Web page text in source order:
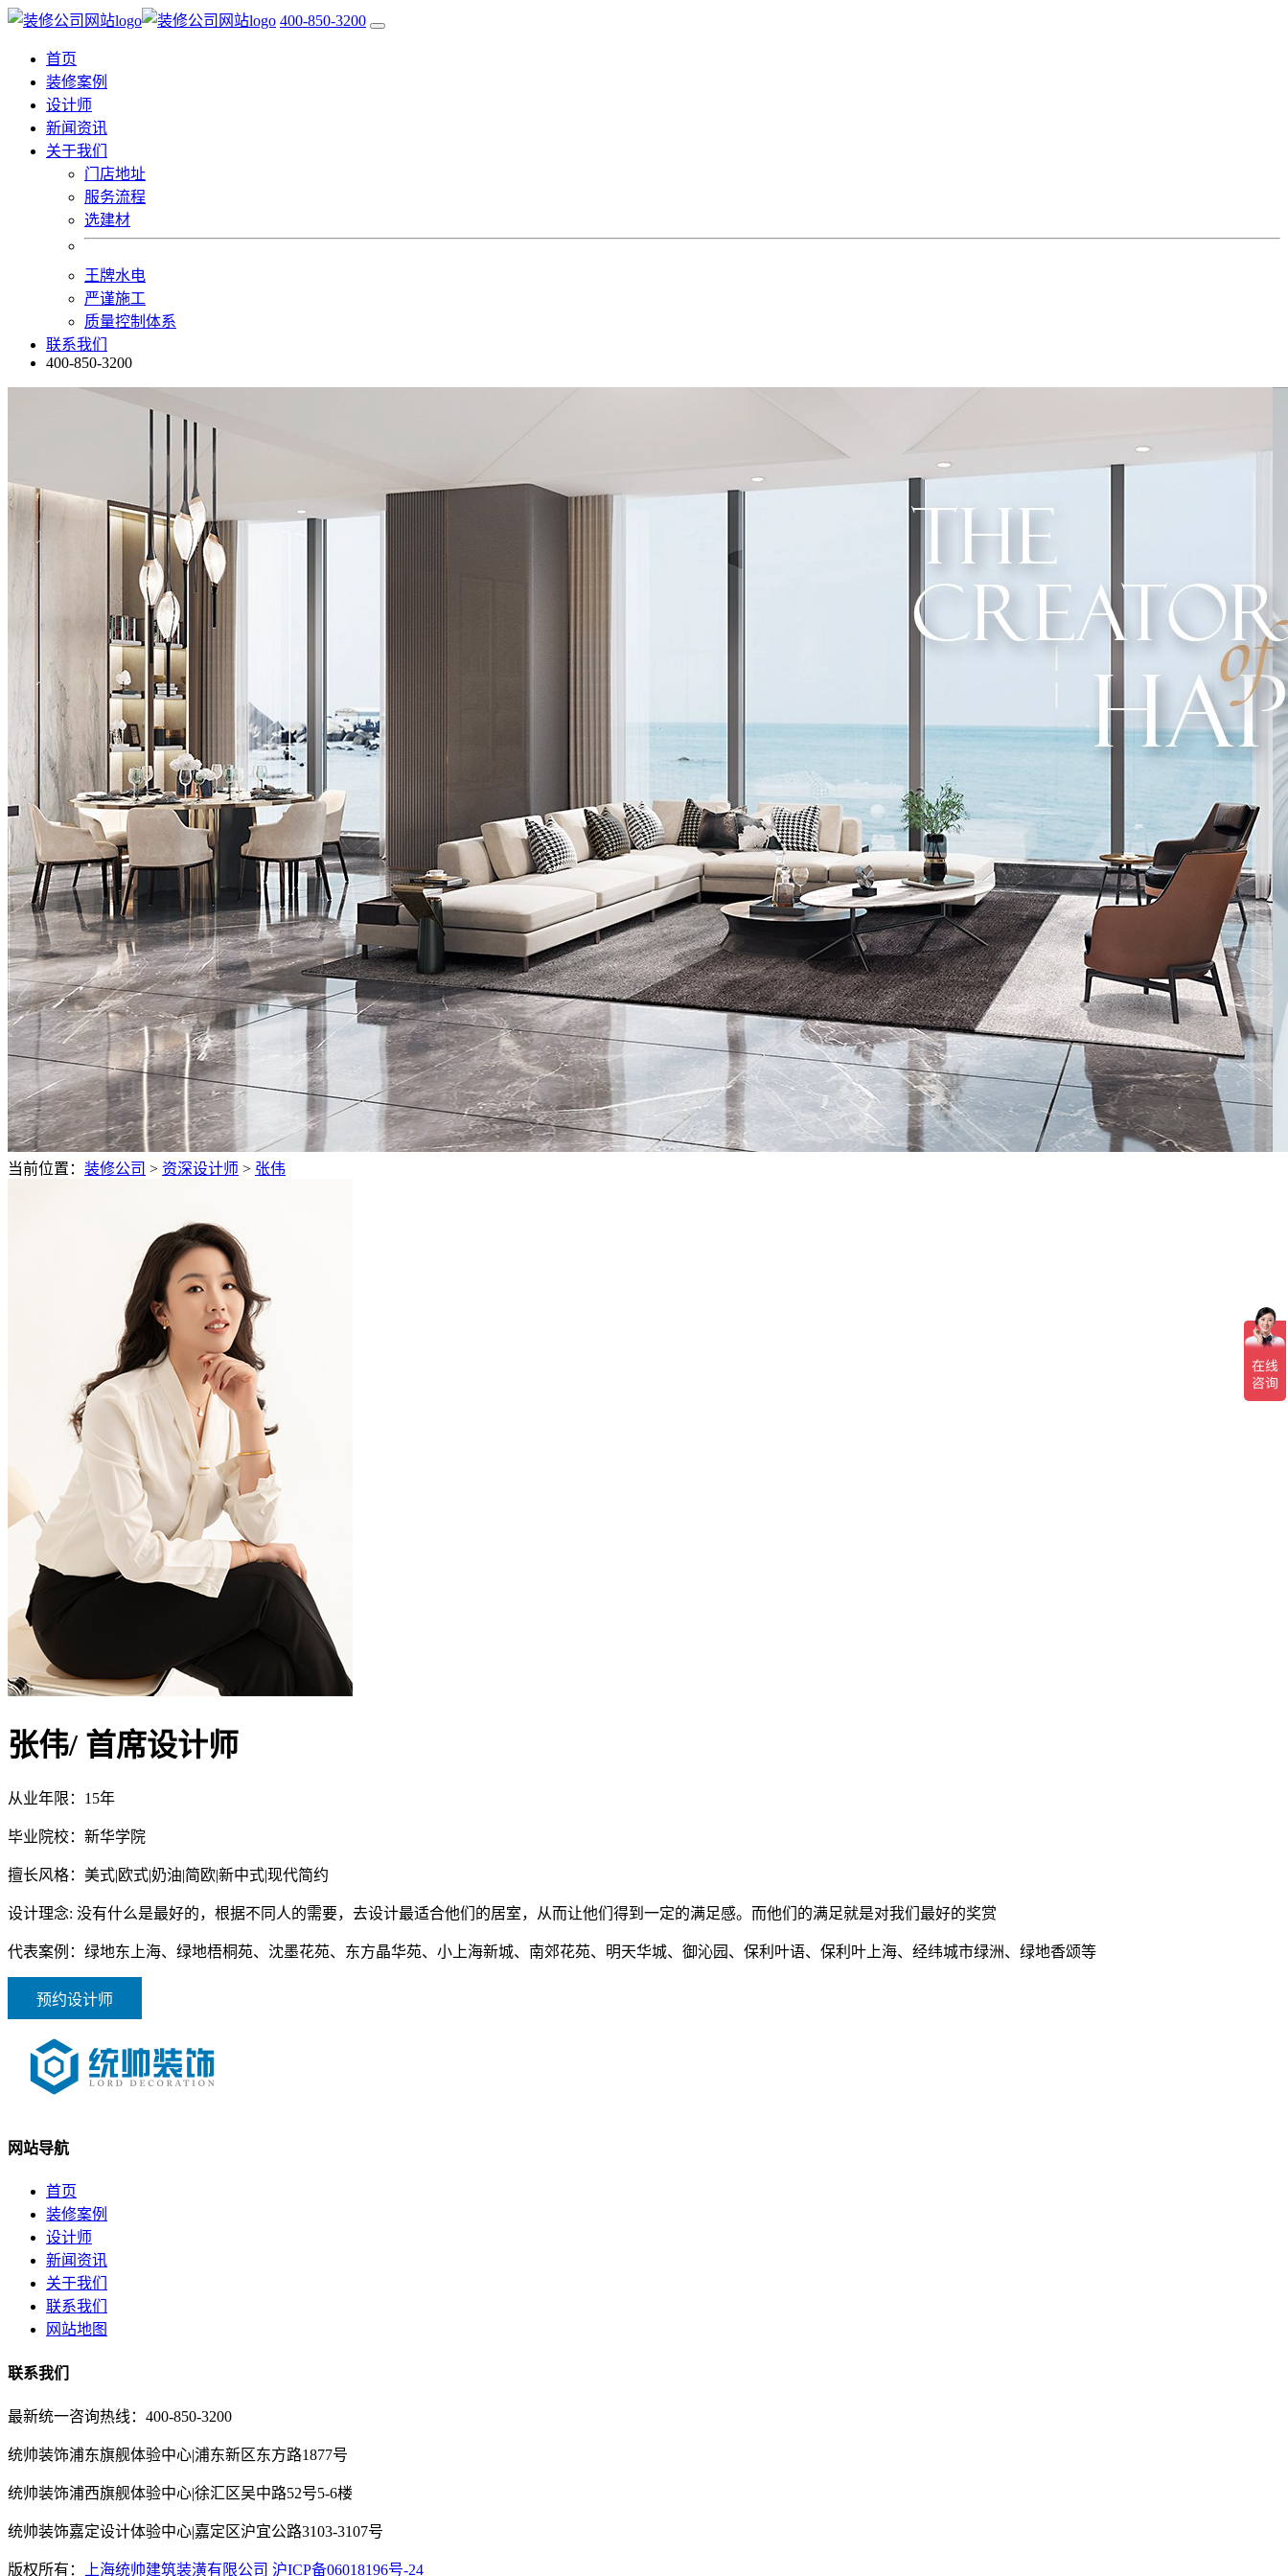
400-850-3200
首页
装修案例
设计师
新闻资讯
关于我们
门店地址
服务流程
选建材
王牌水电
严谨施工
质量控制体系
联系我们
400-850-3200
当前位置： 装修公司 > 资深设计师 > 张伟
张伟/ 首席设计师
从业年限： 15年
毕业院校： 新华学院
擅长风格： 美式|欧式|奶油|简欧|新中式|现代简约
设计理念: 没有什么是最好的，根据不同人的需要，去设计最适合他们的居室，从而让他们得到一定的满足感。而他们的满足就是对我们最好的奖赏
代表案例： 绿地东上海、绿地梧桐苑、沈墨花苑、东方晶华苑、小上海新城、南郊花苑、明天华城、御沁园、保利叶语、保利叶上海、经纬城市绿洲、绿地香颂等
预约设计师
网站导航
首页
装修案例
设计师
新闻资讯
关于我们
联系我们
网站地图
联系我们
最新统一咨询热线：400-850-3200
统帅装饰浦东旗舰体验中心|浦东新区东方路1877号
统帅装饰浦西旗舰体验中心|徐汇区吴中路52号5-6楼
统帅装饰嘉定设计体验中心|嘉定区沪宜公路3103-3107号
版权所有： 上海统帅建筑装潢有限公司 沪ICP备06018196号-24